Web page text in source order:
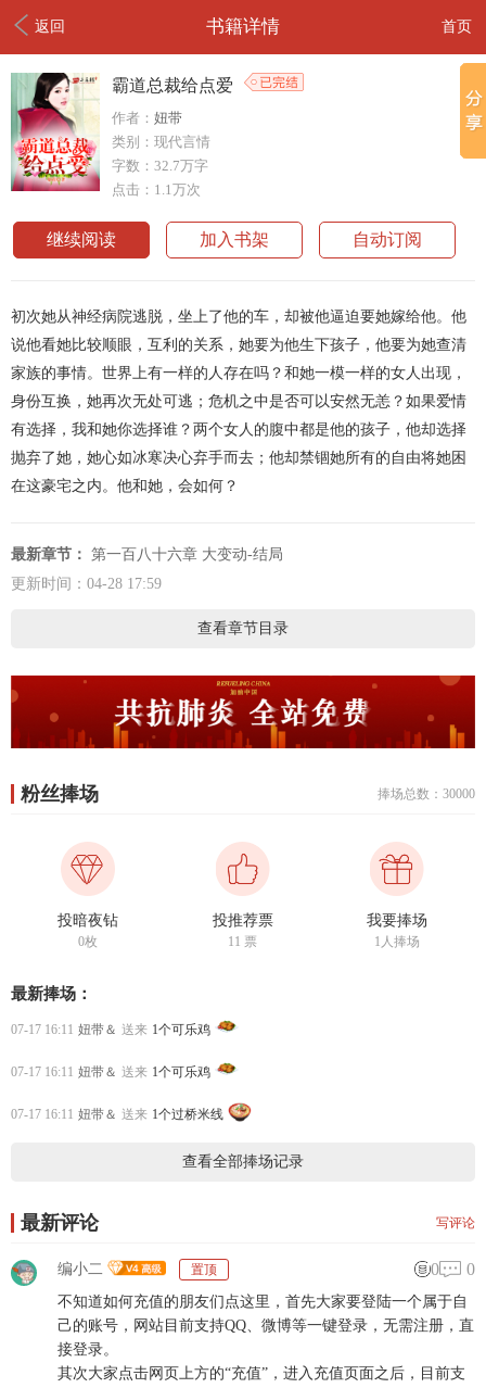
返回 书籍详情 首页
霸道总裁给点爱
作者： 妞带
类别：现代言情
字数：32.7万字
点击：1.1万次
继续阅读 加入书架 自动订阅
初次她从神经病院逃脱，坐上了他的车，却被他逼迫要她嫁给他。他
说他看她比较顺眼，互利的关系，她要为他生下孩子，他要为她查清
家族的事情。世界上有一样的人存在吗？和她一模一样的女人出现，
身份互换，她再次无处可逃；危机之中是否可以安然无恙？如果爱情
有选择，我和她你选择谁？两个女人的腹中都是他的孩子，他却选择
抛弃了她，她心如冰寒决心弃手而去；他却禁锢她所有的自由将她困
在这豪宅之内。他和她，会如何？
最新章节： 第一百八十六章 大变动-结局
更新时间：04-28 17:59
查看章节目录
粉丝捧场 捧场总数：30000
投暗夜钻
0枚
投推荐票
11 票
我要捧场
1人捧场
最新捧场：
07-17 16:11 妞带＆ 送来 1个可乐鸡
07-17 16:11 妞带＆ 送来 1个可乐鸡
07-17 16:11 妞带＆ 送来 1个过桥米线
查看全部捧场记录
最新评论 写评论
编小二 置顶 0 0
不知道如何充值的朋友们点这里，首先大家要登陆一个属于自
己的账号，网站目前支持QQ、微博等一键登录，无需注册，直
接登录。
其次大家点击网页上方的“充值”，进入充值页面之后，目前支